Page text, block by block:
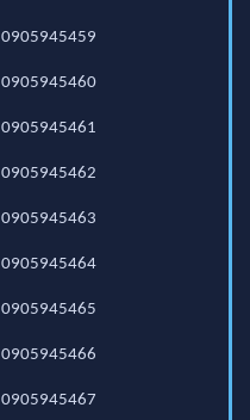
0905945459
0905945460
0905945461
0905945462
0905945463
0905945464
0905945465
0905945466
0905945467